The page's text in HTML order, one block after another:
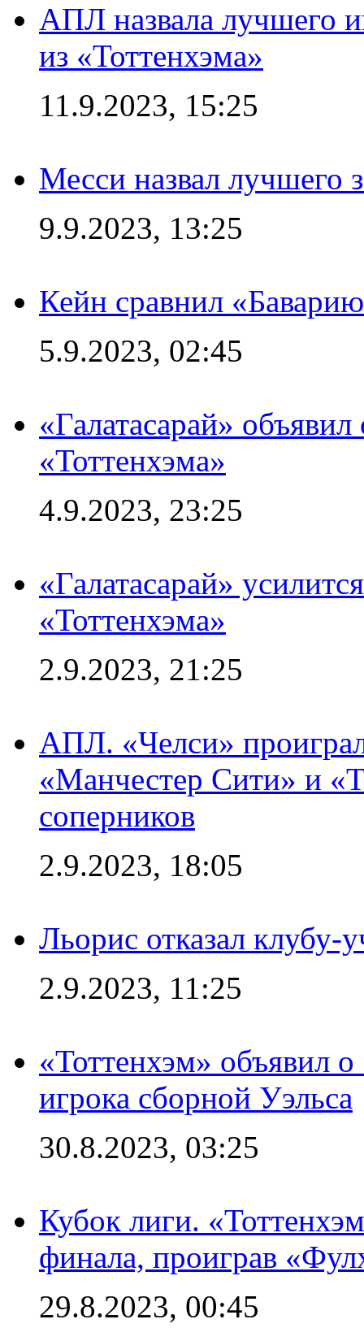
АПЛ назвала лучшего
из «Тоттенхэма»
11.9.2023, 15:25
Месси назвал лучшего
9.9.2023, 13:25
Кейн сравнил
5.9.2023, 02:45
«Галатасарай»
«Тоттенхэма»
4.9.2023, 23:25
«Галатасарай»
«Тоттенхэма»
2.9.2023, 21:25
АПЛ. «Челси»
«Манчестер Сити» и
соперников
2.9.2023, 18:05
Льорис отказал клубу-
2.9.2023, 11:25
«Тоттенхэм» объявил
игрока сборной Уэльса
30.8.2023, 03:25
Кубок лиги.
финала, проиграв
29.8.2023, 00:45